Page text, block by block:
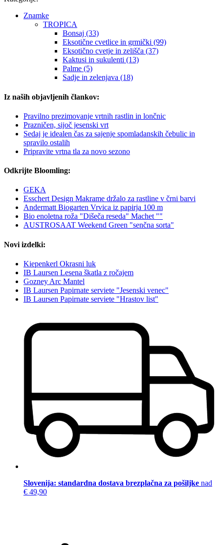
Znamke
TROPICA
Bonsaj (33)
Eksotične cvetlice in grmički (99)
Eksotično cvetje in zelišča (37)
Kaktusi in sukulenti (13)
Palme (5)
Sadje in zelenjava (18)
Iz naših objavljenih člankov:
Pravilno prezimovanje vrtnih rastlin in lončnic
Prazničen, sijoč jesenski vrt
Sedaj je idealen čas za sajenje spomladanskih čebulic in
spravilo ostalih
Pripravite vrtna tla za novo sezono
Odkrijte Bloomling:
GEKA
Esschert Design Makrame držalo za rastline v črni barvi
Andermatt Biogarten Vrvica iz papirja 100 m
Bio enoletna roža "Dišeča reseda" Machet ""
AUSTROSAAT Weekend Green "senčna sorta"
Novi izdelki:
Kiepenkerl Okrasni luk
IB Laursen Lesena škatla z ročajem
Gozney Arc Mantel
IB Laursen Papirnate serviete "Jesenski venec"
IB Laursen Papirnate serviete "Hrastov list"
Slovenija: standardna dostava brezplačna za pošiljke nad
€ 49,90